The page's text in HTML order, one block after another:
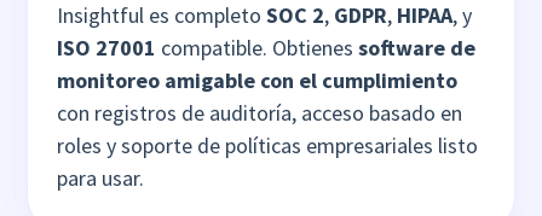
Insightful es completoSOC 2, GDPR, HIPAA, y
ISO 27001 compatible. Obtienessoftware de
monitoreo amigable con el cumplimiento
con registros de auditoría, acceso basado en
roles y soporte de políticas empresariales listo
para usar.